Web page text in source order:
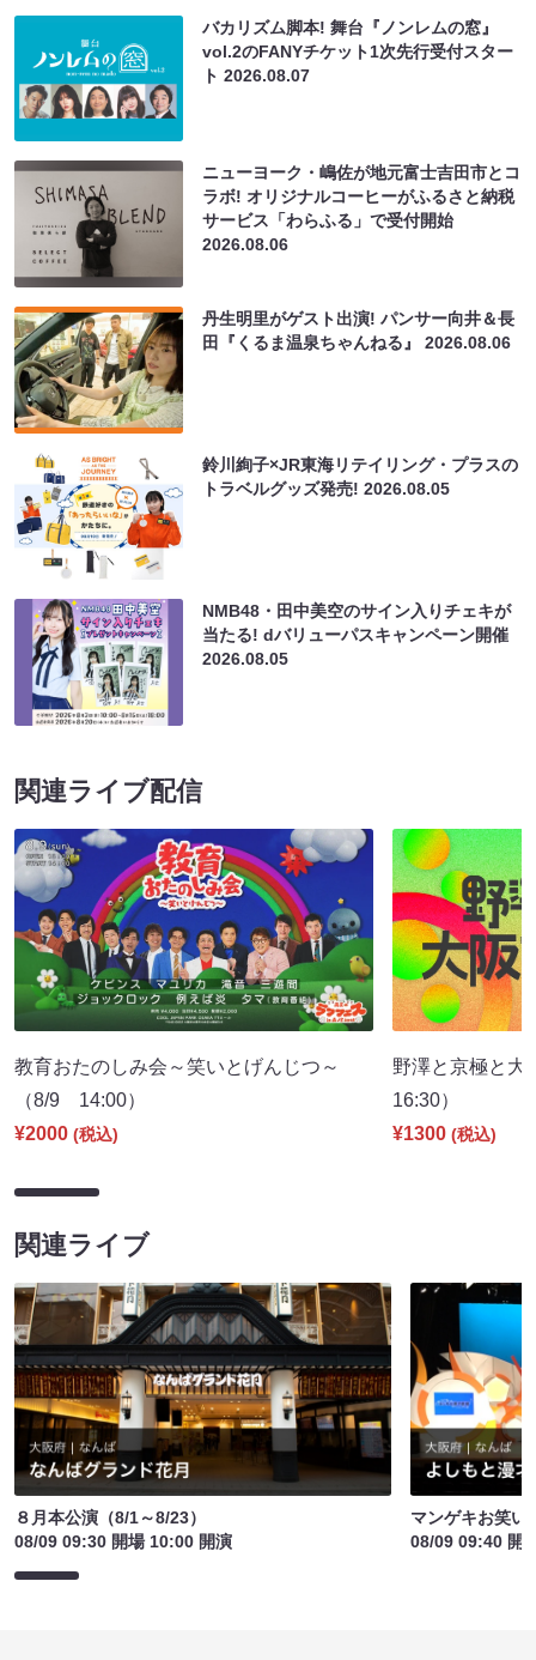
バカリズム脚本! 舞台『ノンレムの窓』
vol.2のFANYチケット1次先行受付スター
ト2026.08.07
ニューヨーク・嶋佐が地元富士吉田市とコ
ラボ! オリジナルコーヒーがふるさと納税
サービス「わらふる」で受付開始
2026.08.06
丹生明里がゲスト出演! パンサー向井＆長
田『くるま温泉ちゃんねる』2026.08.06
鈴川絢子×JR東海リテイリング・プラスの
トラベルグッズ発売!2026.08.05
NMB48・田中美空のサイン入りチェキが
当たる! dバリューパスキャンペーン開催
2026.08.05
関連ライブ配信
教育おたのしみ会～笑いとげんじつ～
（8/9 14:00）
¥2000 (税込)
野澤と京極と
16:30）
¥1300 (税込)
関連ライブ
８月本公演（8/1～8/23）
08/09 09:30 開場 10:00 開演
マンゲキお笑い
08/09 09:40 開